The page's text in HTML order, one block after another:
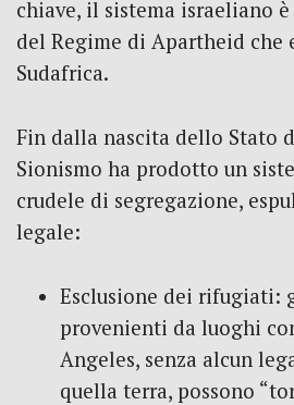
chiave, il sistema israeliano
del Regime di Apartheid che
Sudafrica.
Fin dalla nascita dello Stato
Sionismo ha prodotto un
crudele di segregazione,
legale:
Esclusione dei rifugiati:
provenienti da luoghi
Angeles, senza alcun
quella terra, possono